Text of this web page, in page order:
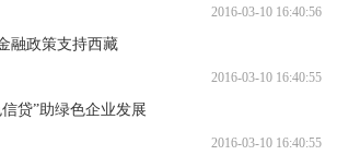
2016-03-10 16:40:56
融政策支持西藏
2016-03-10 16:40:55
贷”助绿色企业发展
2016-03-10 16:40:55